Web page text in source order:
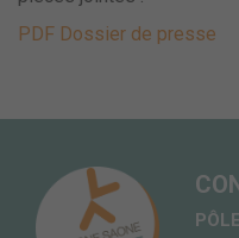
PDF Dossier de presse